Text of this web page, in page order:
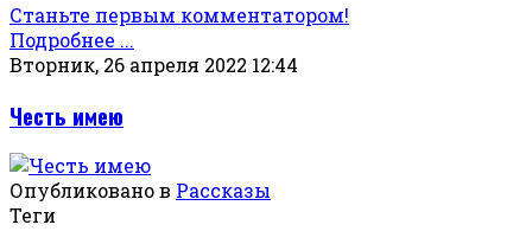
Станьте первым комментатором!
Подробнее ...
Вторник, 26 апреля 2022 12:44
Честь имею
Опубликовано в Рассказы
Теги